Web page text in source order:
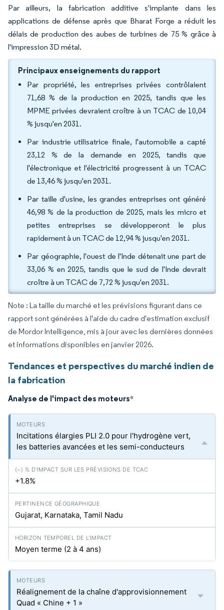
Par ailleurs, la fabrication additive s'implante dans les
applications de défense après que Bharat Forge a réduit les
délais de production des aubes de turbines de 75 % grâce à
l'impression 3D métal.
Principaux enseignements du rapport
Par propriété, les entreprises privées contrôlaient
71,68 % de la production en 2025, tandis que les
MPME privées devraient croître à un TCAC de 10,04
% jusqu'en 2031.
Par industrie utilisatrice finale, l'automobile a capté
23,12 % de la demande en 2025, tandis que
l'électronique et l'électricité progressent à un TCAC
de 13,46 % jusqu'en 2031.
Par taille d'usine, les grandes entreprises ont généré
46,98 % de la production de 2025, mais les micro et
petites entreprises se développeront le plus
rapidement à un TCAC de 12,94 % jusqu'en 2031.
Par géographie, l'ouest de l'Inde détenait une part de
33,06 % en 2025, tandis que le sud de l'Inde devrait
croître à un TCAC de 7,72 % jusqu'en 2031.
Note : La taille du marché et les prévisions figurant dans ce
rapport sont générées à l'aide du cadre d'estimation exclusif
de Mordor Intelligence, mis à jour avec les dernières données
et informations disponibles en janvier 2026.
Tendances et perspectives du marché indien de
la fabrication
Analyse de l'impact des moteurs*
Incitations élargies PLI 2.0 pour l'hydrogène vert,
les batteries avancées et les semi-conducteurs
+1.8%
Gujarat, Karnataka, Tamil Nadu
Moyen terme (2 à 4 ans)
Réalignement de la chaîne d'approvisionnement
Quad « Chine + 1 »